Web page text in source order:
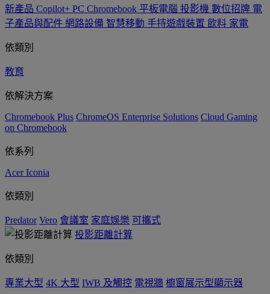
新產品 Copilot+ PC Chromebook 平板電腦 投影機 數位招牌 電
子產品與配件 網路設備 智慧移動 手持遊戲裝置 飲料 家電
依類別
教育
依解決方案
Chromebook Plus ChromeOS Enterprise Solutions Cloud Gaming
on Chromebook
依系列
Acer Iconia
依類別
Predator Vero 會議室 家庭娛樂 可攜式
投影距離計算
依類別
專業大型 4K 大型 IWB 及觸控 電視牆 櫥窗展示型顯示器